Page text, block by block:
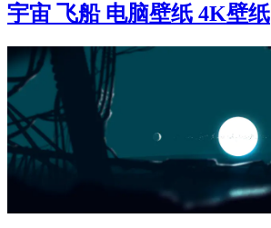
宇宙 飞船 电脑壁纸 4K壁纸